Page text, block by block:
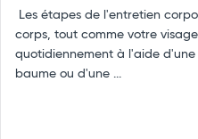
Les étapes de l'entretien
corps, tout comme votre
quotidiennement à l'aide
baume ou d'une ...